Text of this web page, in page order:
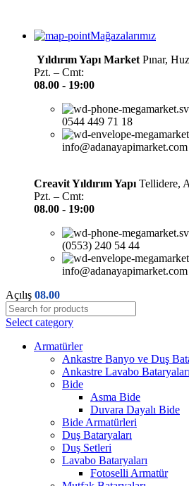
Mağazalarımız
Yıldırım Yapı Market Pınar,
Pzt. – Cmt:
08.00 - 19:00
0544 449 71 18
info@adanayapimarket.com
Creavit Yıldırım Yapı Tellidere,
Pzt. – Cmt:
08.00 - 19:00
(0553) 240 54 44
info@adanayapimarket.com
Açılış 08.00
Select category
Armatürler
Ankastre Banyo ve Duş
Ankastre Lavabo Bataryaları
Bide
Asma Bide
Duvara Dayalı Bide
Bide Armatürleri
Duş Bataryaları
Duş Setleri
Lavabo Bataryaları
Fotoselli Armatür